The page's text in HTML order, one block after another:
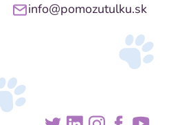
info@pomozutulku.sk